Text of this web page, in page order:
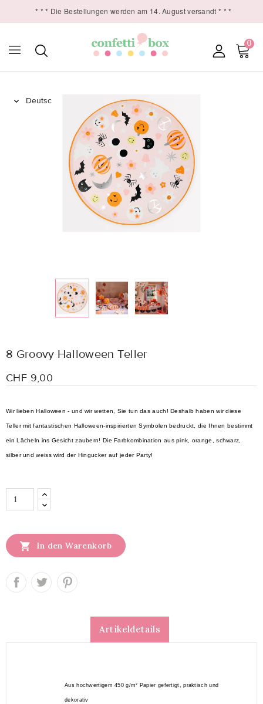
* * * Die Bestellungen werden am 14. August versandt * * *
0

8 Groovy Halloween Teller
CHF 9,00
Wir lieben Halloween - und wir wetten, Sie tun das auch! Deshalb haben wir diese
Teller mit fantastischen Halloween-inspirierten Symbolen bedruckt, die Ihnen bestimmt
ein Lächeln ins Gesicht zaubern! Die Farbkombination aus pink, orange, schwarz,
silber und weiss wird der Hingucker auf jeder Party!
 In den Warenkorb
Artikeldetails
Aus hochwertigem 450 g/m² Papier gefertigt, praktisch und
dekorativ